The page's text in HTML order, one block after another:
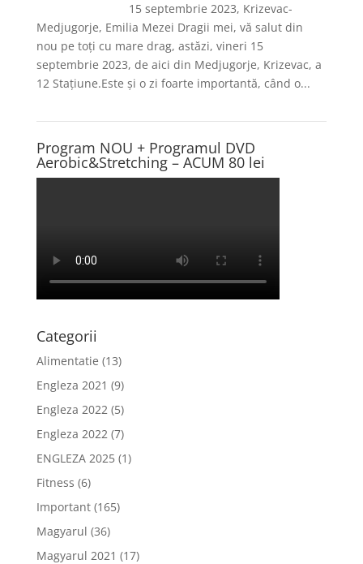
15 septembrie 2023, Krizevac-
Medjugorje, Emilia Mezei Dragii mei, vă salut din
nou pe toți cu mare drag, astăzi, vineri 15
septembrie 2023, de aici din Medjugorje, Krizevac, a
12 Stațiune.Este și o zi foarte importantă, când o...
Program NOU + Programul DVD
Aerobic&Stretching – ACUM 80 lei
Categorii
Alimentatie (13)
Engleza 2021 (9)
Engleza 2022(5)
Engleza 2022(7)
ENGLEZA 2025(1)
Fitness (6)
Important(165)
Magyarul (36)
Magyarul 2021 (17)